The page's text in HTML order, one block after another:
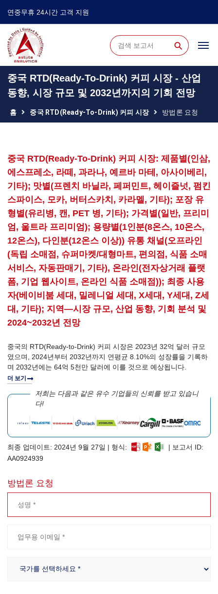
연중무휴 24시간 고객 지원
⚲
중국 RTD(Ready-To-Drink) 커피 시장 - 산업
동향, 시장 규모 및 2032년까지의 기회 전망
홈 중국 RTD(Ready-To-Drink) 커피 시장 방법론 요청
중국 RTD(Ready-To-Drink) 커피 시장: 제품별(인삼,
에스프레소, 라떼, 과라나, 예르바 마테, 아사이베리,
기타); 맛별(프렌치 바닐라, 페퍼민트, 헤이즐넛, 펌킨
스파이스, 모카, 버터스카치, 카라멜, 기타); 포장 유
형별(유리병, 캔, PET 병, 기타); 가격별(일반, 프리미
엄, 울트라 프리미엄); 용량별(1인분(8온스, 10온스,
12온스), 다인분(12온스 이상)) 유통 채널(오프라인
(독립 소매점, 슈퍼마켓/대형마트, 편의점, 식품 소매
서비스, 자동판매기, 기타), 온라인(전자상거래 플랫
폼, 기업 웹사이트, 온라인 식품 소매점)); 최종 사용
자(베이비붐 세대, 밀레니얼 세대, X세대, Y세대, Z세
대, 기타); 지역—시장 규모, 산업 동향, 기회 분석 및
2024~2032년 전망
중국의 RTD(Ready-to-Drink) 커피 시장은 2023년 32억 달러 규모
였으며, 2024년부터 2032년까지 연평균 8.10%의 성장률을 기록하
며 2032년에는 64억 5천만 달러에 이를 것으로 예상됩니다.
더 보기
저희는 다음과 같은 유수 기업들의 신뢰를 받고 있습니
다!
최종 업데이트: 2024년 9월 27일 | 형식:
| 보고서 ID:
AA0924939
방법론 요청